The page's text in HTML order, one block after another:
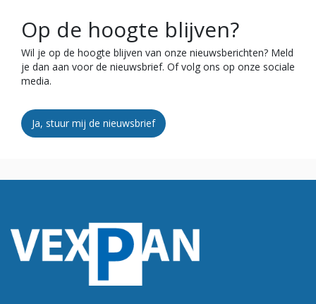
Op de hoogte blijven?
Wil je op de hoogte blijven van onze nieuwsberichten? Meld
je dan aan voor de nieuwsbrief. Of volg ons op onze sociale
media.
Ja, stuur mij de nieuwsbrief